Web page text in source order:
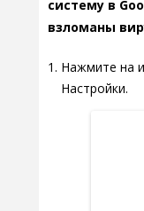
систему в
взломаны
Нажмите на
Настройки.